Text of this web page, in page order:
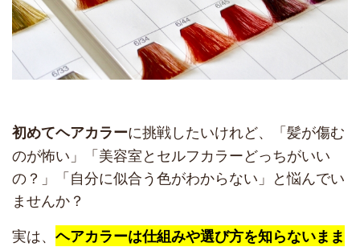
初めてヘアカラーに挑戦したいけれど、「髪が傷む
のが怖い」「美容室とセルフカラーどっちがいい
の？」「自分に似合う色がわからない」と悩んでい
ませんか？
実は、 ヘアカラーは仕組みや選び方を知らないまま